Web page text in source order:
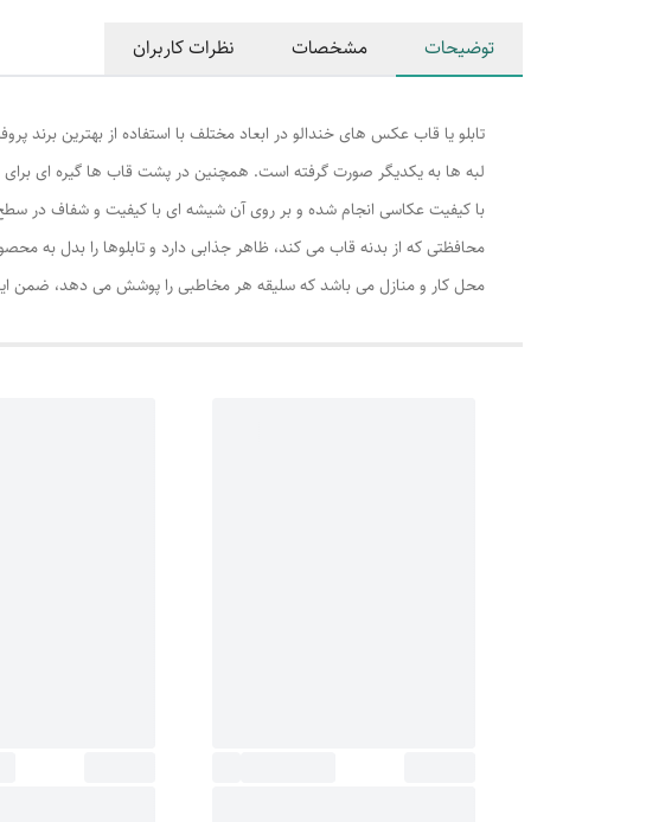
توضیحات مشخصات نظرات کاربران
تابلو یا قاب عکس های خندالو در ابعاد مختلف با استفاده از بهترین
لبه ها به یکدیگر صورت گرفته است. همچنین در پشت قاب ها گیره ای برای
با کیفیت عکاسی انجام شده و بر روی آن شیشه ای با کیفیت و شفاف در
محافظتی که از بدنه قاب می کند، ظاهر جذابی دارد و تابلوها را بدل به
محل کار و منازل می باشد که سلیقه هر مخاطبی را پوشش می دهد، ضمن